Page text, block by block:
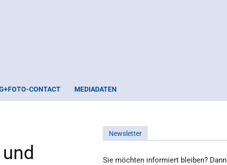
CONTACT MEDIADATEN
Newsletter
Sie möchten informiert bleiben? Dann